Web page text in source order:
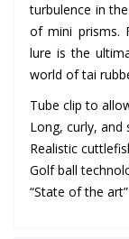
turbulence in
of mini prisms.
lure is the
world of tai
Tube clip to
Long, curly, and
Realistic
Golf ball
“State of the